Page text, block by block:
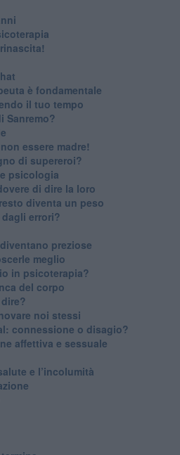
è fondamentale
il tuo tempo
Sanremo?
essere madre!
di supereroi?
psicologia
di dire la loro
diventa un peso
errori?
preziose
meglio
in psicoterapia?
del corpo
noi stessi
connessione o disagio?
affettiva e sessuale
e l’incolumità